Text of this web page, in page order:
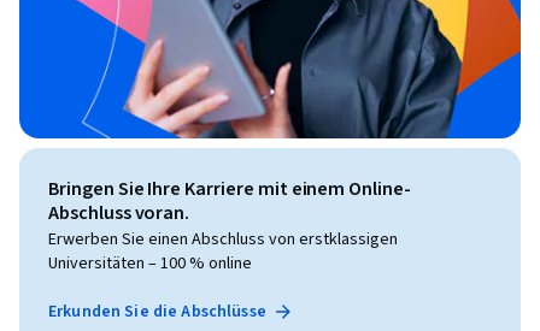
Bringen Sie Ihre Karriere mit einem Online-
Abschluss voran.
Erwerben Sie einen Abschluss von erstklassigen
Universitäten – 100 % online
Erkunden Sie die Abschlüsse